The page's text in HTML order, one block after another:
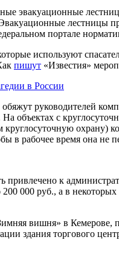
эвакуационные
лестницы
портале
используют
пишут «Известия»
в России
руководителей
объектах с
охрану)
в рабочее время она
к
000 руб., а в
вишня» в Кемерове,
здания торгового